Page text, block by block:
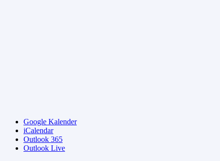
Google Kalender
iCalendar
Outlook 365
Outlook Live